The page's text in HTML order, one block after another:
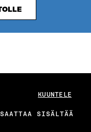
KUUNTELE
SISÄLTÄÄ